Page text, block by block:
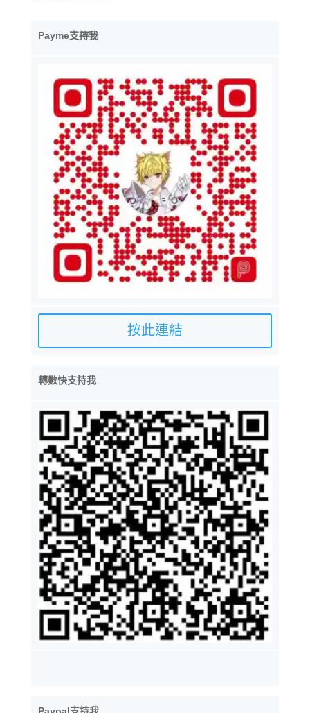
Payme支持我
按此連結
轉數快支持我